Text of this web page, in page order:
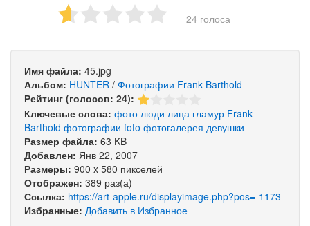
24 голоса
Имя файла: 45.jpg
Альбом: HUNTER / Фотографии Frank Barthold
Рейтинг (голосов: 24):
Ключевые слова: фото люди лица гламур Frank
Barthold фотографии foto фотогалерея девушки
Размер файла: 63 KB
Добавлен: Янв 22, 2007
Размеры: 900 x 580 пикселей
Отображен: 389 раз(а)
Ссылка: https://art-apple.ru/displayimage.php?pos=-1173
Избранные: Добавить в Избранное